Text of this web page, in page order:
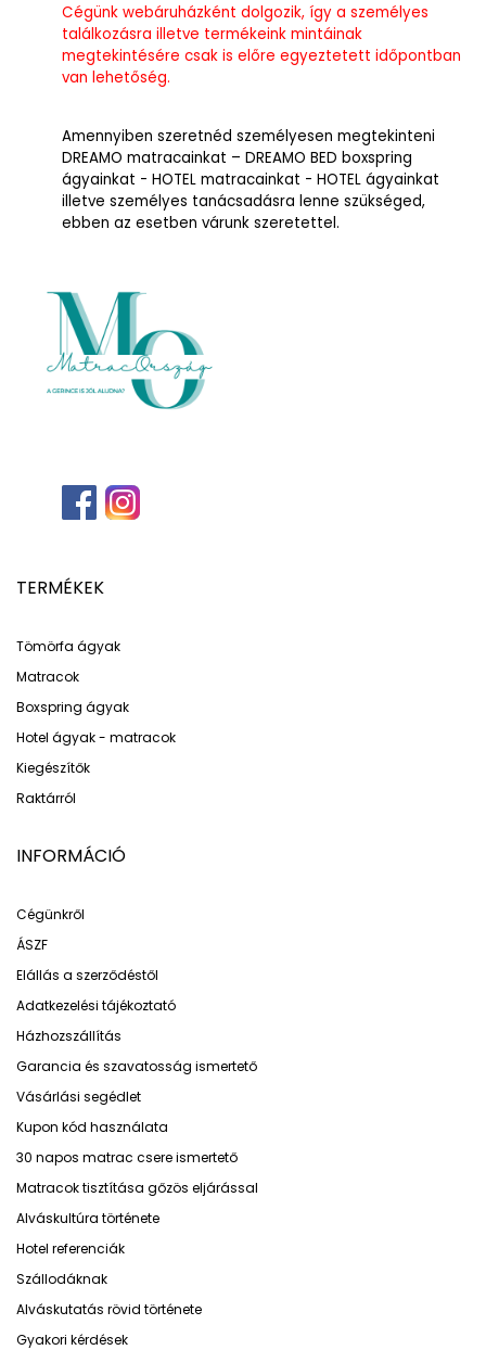
Cégünk webáruházként dolgozik, így a személyes
találkozásra illetve termékeink mintáinak
megtekintésére csak is előre egyeztetett időpontban
van lehetőség.
Amennyiben szeretnéd személyesen megtekinteni
DREAMO matracainkat – DREAMO BED boxspring
ágyainkat - HOTEL matracainkat - HOTEL ágyainkat
illetve személyes tanácsadásra lenne szükséged,
ebben az esetben várunk szeretettel.
TERMÉKEK
Tömörfa ágyak
Matracok
Boxspring ágyak
Hotel ágyak - matracok
Kiegészítők
Raktárról
INFORMÁCIÓ
Cégünkről
ÁSZF
Elállás a szerződéstől
Adatkezelési tájékoztató
Házhozszállítás
Garancia és szavatosság ismertető
Vásárlási segédlet
Kupon kód használata
30 napos matrac csere ismertető
Matracok tisztítása gőzös eljárással
Alváskultúra története
Hotel referenciák
Szállodáknak
Alváskutatás rövid története
Gyakori kérdések